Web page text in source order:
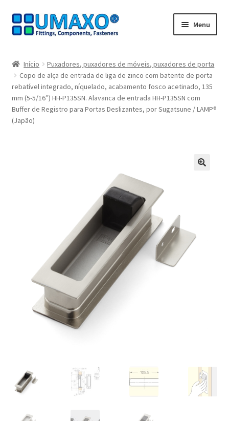
Ir
para
Saltar
para
Menu
A minha conta
Caixa registadora
Nossos parceiros
Política de cancelamento
Proteção de dados
Retirar do contrato
Início
Puxadores, puxadores de móveis, puxadores de porta
Copo de alça de entrada de liga de zinco com batente de porta
rebatível integrado, níquelado, acabamento fosco acetinado, 135
mm (5-5/16″) HH-P135SN. Alavanca de entrada HH-P135SN com
Buffer de Registro para Portas Deslizantes, por Sugatsune / LAMP®
(Japão)